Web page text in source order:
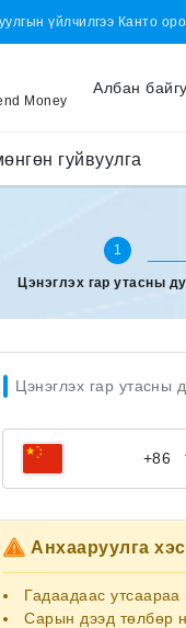
үйлчилгээ Канто
Money
Албан
гуйвуулга
Утасны дугаараа
1
Цэнэглэх гар утасны
Цэнэглэх гар утасны
+86
Анхааруулга
Гадаадаас утсаараа
Сарын дээд төлбөр